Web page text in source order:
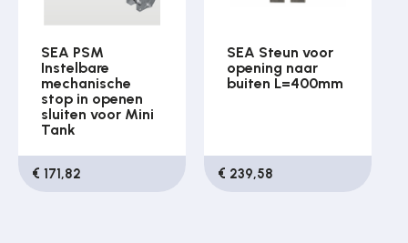
SEA PSM
Instelbare
mechanische
stop in openen
sluiten voor Mini
Tank
€ 171,82
SEA Steun voor
opening naar
buiten L=400mm
€ 239,58